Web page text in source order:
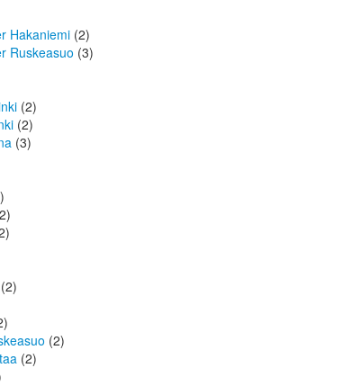
Hakaniemi (2)
Ruskeasuo (3)
(2)
(2)
(3)
(2)
(2)
(2)